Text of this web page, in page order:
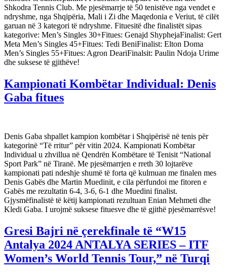
Shkodra Tennis Club. Me pjesëmarrje të 50 tenistëve nga vendet e
ndryshme, nga Shqipëria, Mali i Zi dhe Maqedonia e Veriut, të cilët
garuan në 3 kategori të ndryshme. Fituesitë dhe finalistët sipas
kategorive: Men’s Singles 30+Fitues: Genajd ShyphejaFinalist: Gert
Meta Men’s Singles 45+Fitues: Tedi BeniFinalist: Elton Doma
Men’s Singles 55+Fitues: Agron DeariFinalsit: Paulin Ndoja Urime
dhe suksese të gjithëve!
Kampionati Kombëtar Individual: Denis
Gaba fitues
Denis Gaba shpallet kampion kombëtar i Shqipërisë në tenis për
kategorinë “Të rritur” për vitin 2024. Kampionati Kombëtar
Individual u zhvillua në Qendrën Kombëtare të Tenisit “National
Sport Park” në Tiranë. Me pjesëmarrjen e rreth 30 lojtarëve
kampionati pati ndeshje shumë të forta që kulmuan me finalen mes
Denis Gabës dhe Martin Muedinit, e cila përfundoi me fitoren e
Gabës me rezultatin 6-4, 3-6, 6-1 dhe Muedini finalist.
Gjysmëfinalistë të këtij kampionati rezultuan Enian Mehmeti dhe
Kledi Gaba. I urojmë suksese fituesve dhe të gjithë pjesëmarrësve!
Gresi Bajri në çerekfinale të “W15
Antalya 2024 ANTALYA SERIES – ITF
Women’s World Tennis Tour,” në Turqi